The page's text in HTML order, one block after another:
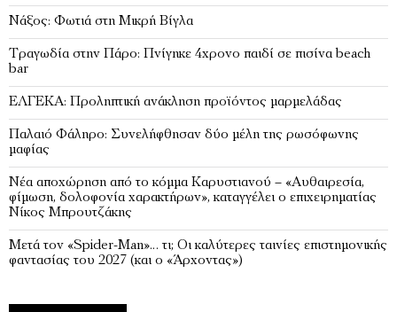
Νάξος: Φωτιά στη Μικρή Βίγλα
Tραγωδία στην Πάρο: Πνίγηκε 4χρονο παιδί σε πισίνα beach
bar
ΕΛΓΕΚΑ: Προληπτική ανάκληση προϊόντος μαρμελάδας
Παλαιό Φάληρο: Συνελήφθησαν δύο μέλη της ρωσόφωνης
μαφίας
Νέα αποχώρηση από το κόμμα Καρυστιανού – «Αυθαιρεσία,
φίμωση, δολοφονία χαρακτήρων», καταγγέλει ο επιχειρηματίας
Νίκος Μπρουτζάκης
Μετά τον «Spider-Man»… τι; Oι καλύτερες ταινίες επιστημονικής
φαντασίας του 2027 (και ο «Άρχοντας»)